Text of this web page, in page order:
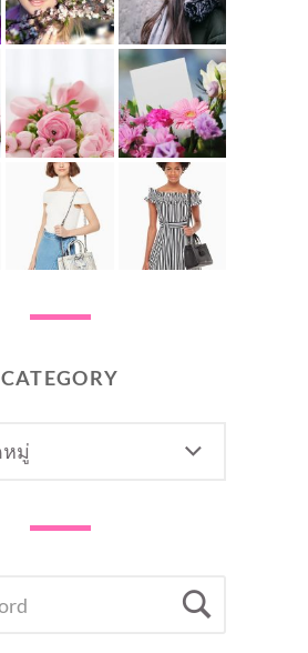
CATEGORY